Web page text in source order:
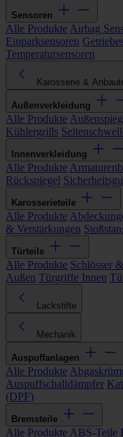
Sensoren
Alle Produkte Airbag
Einparksensoren
Temperatursensoren
Karosserie &
Außenverkleidung
Alle Produkte
Kühlergrills
Innenverkleidung
Alle Produkte
Rückspiegel
Karosserieteile
Alle Produkte
& Verstärkungen
Türteile
Alle Produkte Schlösser
Außen Türgriffe Innen
Lackstifte
Mechanik
Auspuffanlagen
Alle Produkte
Auspuffschalldämpfer
(DPF)
Bremsteile
Alle Produkte ABS-Teile